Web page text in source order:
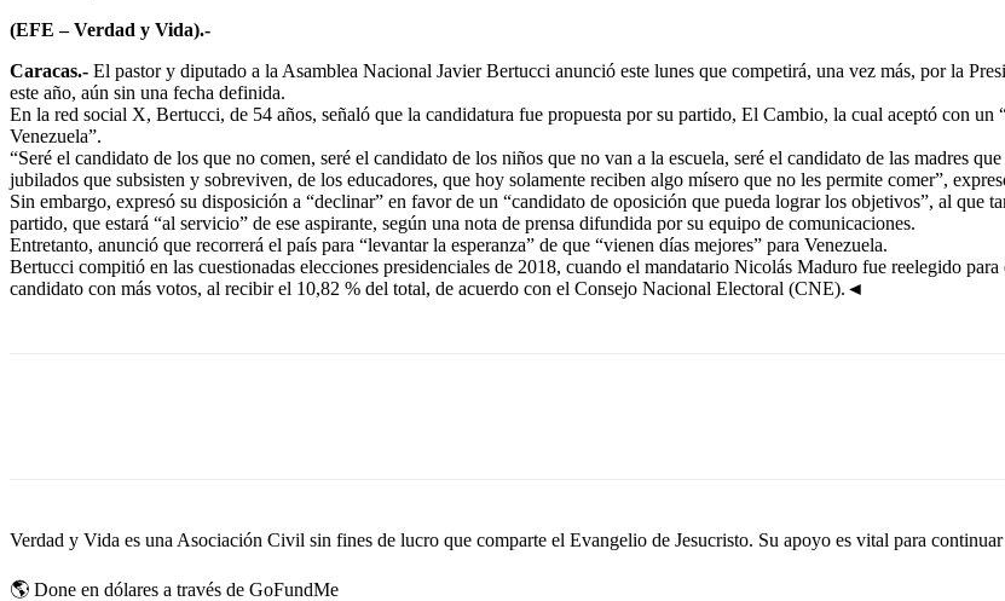
(EFE – Verdad y Vida).-
Caracas.- El pastor y diputado a la Asamblea Nacional Javier Bertucci anunció este lunes que competirá, una vez más, por la
este año, aún sin una fecha definida.
En la red social X, Bertucci, de 54 años, señaló que la candidatura fue propuesta por su partido, El Cambio, la cual aceptó con
Venezuela”.
“Seré el candidato de los que no comen, seré el candidato de los niños que no van a la escuela, seré el candidato de las madres
jubilados que subsisten y sobreviven, de los educadores, que hoy solamente reciben algo mísero que no les permite comer”,
Sin embargo, expresó su disposición a “declinar” en favor de un “candidato de oposición que pueda lograr los objetivos”, al que
partido, que estará “al servicio” de ese aspirante, según una nota de prensa difundida por su equipo de comunicaciones.
Entretanto, anunció que recorrerá el país para “levantar la esperanza” de que “vienen días mejores” para Venezuela.
Bertucci compitió en las cuestionadas elecciones presidenciales de 2018, cuando el mandatario Nicolás Maduro fue reelegido
candidato con más votos, al recibir el 10,82 % del total, de acuerdo con el Consejo Nacional Electoral (CNE).◄
Verdad y Vida es una Asociación Civil sin fines de lucro que comparte el Evangelio de Jesucristo. Su apoyo es vital para continuar
🌎 Done en dólares a través de GoFundMe